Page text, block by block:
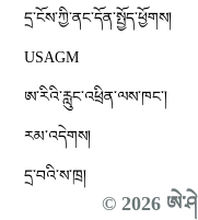
དྲ་ངོས་ཀྱི་ནང་དོན་སྤྱོད་ཕྱོགས།
USAGM
ཨ་རིའི་རླུང་འཕྲིན་ལས་ཁང༌།
རམ་འདེགས།
དྲ་བའི་ས་ཁྲ།
© 2026